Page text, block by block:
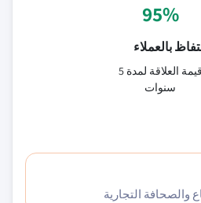
95%
بالعملاء
قيمة العلاقة لمدة 5
سنوات
والصحافة التجارية